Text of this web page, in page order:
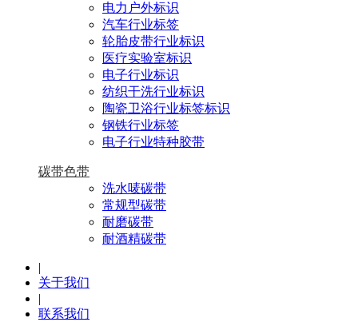
电力户外标识
汽车行业标签
轮胎皮带行业标识
医疗实验室标识
电子行业标识
纺织干洗行业标识
陶瓷卫浴行业标签标识
钢铁行业标签
电子行业特种胶带
碳带色带
洗水唛碳带
常规型碳带
耐磨碳带
耐酒精碳带
|
关于我们
|
联系我们